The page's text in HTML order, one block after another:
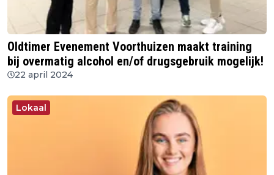
Oldtimer Evenement Voorthuizen maakt training
bij overmatig alcohol en/of drugsgebruik mogelijk!
22 april 2024
Lokaal